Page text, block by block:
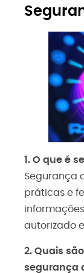
1. O que é
Segurança
práticas e
autorizado
2. Quais
segurança